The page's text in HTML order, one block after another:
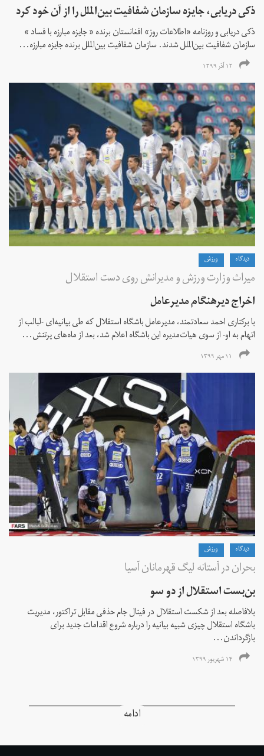
ذکی دریابی، جایزه سازمان شفافیت بین‌الملل را از آن خود کرد
ذکی دریابی و روزنامه «اطلاعات‌ روز» افغانستان برنده « جایزه مبارزه با فساد »
سازمان شفافیت بین‌الملل شدند. سازمان شفافیت بین‌الملل برنده جایزه مبارزه...
۱۲ آذر ۱۳۹۹
دیدگاه ورزش
میراث وزارت ورزش و مدیرانش روی دست استقلال
اخراج دیرهنگام مدیرعامل
با برکناری احمد سعادتمند، مدیرعامل باشگاه استقلال که طی بیانیه‌ای -لبالب از
اتهام به او- از سوی هیات‌مدیره این باشگاه اعلام شد، بعد از ماه‌های پرتنش...
۱۱ مهر ۱۳۹۹
دیدگاه ورزش
بحران در آستانه لیگ قهرمانان آسیا
بن‌بست استقلال از دو سو
بلافاصله بعد از شکست استقلال در فینال جام حذفی مقابل تراکتور، مدیریت
باشگاه استقلال چیزی شبیه بیانیه را درباره شروع اقدامات جدید برای
بازگرداندن...
۱۴ شهریور ۱۳۹۹
ادامه